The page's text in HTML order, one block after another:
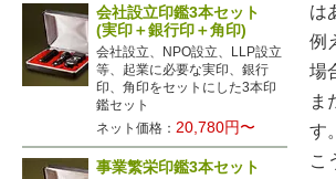
は
例
場
ま
す。
こ
会社設立印鑑3本セット
(実印＋銀行印＋角印)
会社設立、NPO設立、LLP設立
等、起業に必要な実印、銀行
印、角印をセットにした3本印
鑑セット
ネット価格：20,780円〜
事業繁栄印鑑3本セット